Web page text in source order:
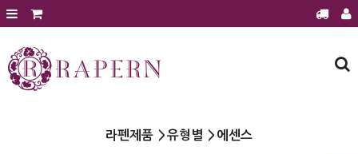
회원가입 로그인
라펜제품 유형별 에센스